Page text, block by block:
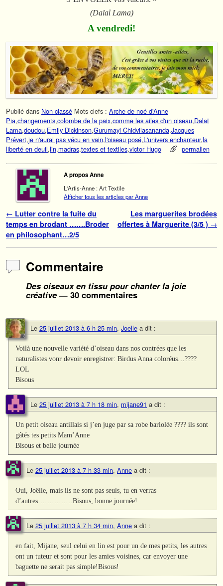
(Dalaï Lama)
A vendredi!
Publié dans Non classé Mots-clefs : Arche de noé d'Anne
Pia,changements,colombe de la paix,comme les ailes d'un oiseau,Dalaï
Lama,doudou,Emily Dickinson,Gurumayi Chidvilasananda,Jacques
Prévert,je n'aurai pas vécu en vain,l'oiseau posé,L'univers enchanteur,la
liberté en deuil,lin,madras,textes et textiles,victor Hugo permalien
A propos Anne
L'Artis-Anne : Art Textile
Afficher tous les articles par Anne
Navigation des articles
← Lutter contre la fuite du
temps en brodant …….Broder
en philosophant…2/5
Les marguerites brodées
offertes à Marguerite (3/5 ) →
Commentaire
Des oiseaux en tissu pour chanter la joie
créative— 30 commentaires
Le 25 juillet 2013 à 6 h 25 min, Joelle a dit :
Voilà une nouvelle variété d’oiseau dans nos contrées que les
naturalistes vonr devoir enregistrer: Birdus Anna coloréus…????
LOL
Bisous
Le 25 juillet 2013 à 7 h 18 min, mijane91 a dit :
Un petit oiseau antillais si j’en juge par sa robe bariolée ???? ils sont
gâtés tes petits Mam’Anne
Bisous et belle journée
Le 25 juillet 2013 à 7 h 33 min, Anne a dit :
Oui, Joëlle, mais ils ne sont pas seuls, tu en verras
d’autres……………Bisous, bonne journée!
Le 25 juillet 2013 à 7 h 34 min, Anne a dit :
en fait, Mijane, seul celui en lin est pour un de mes petits, les autres
ont un tuteur et sont pour les amies voisines, car envoyer une
baguette ne serait pas simple!Bisous!